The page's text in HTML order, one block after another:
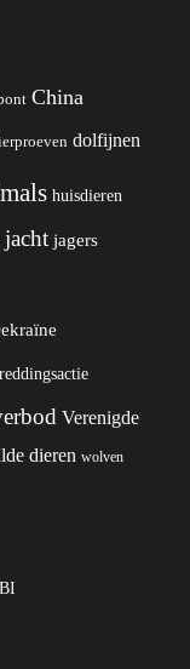
China
dolfijnen
huisdieren
jacht jagers
reddingsactie
Verenigde
dieren wolven